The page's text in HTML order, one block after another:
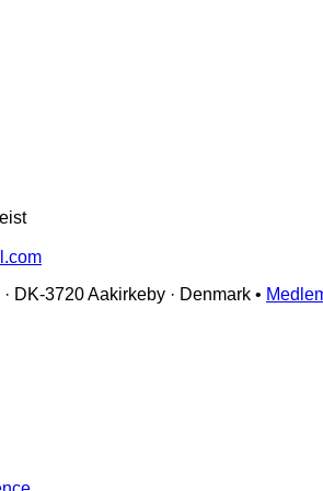
DK-3720 Aakirkeby · Denmark •